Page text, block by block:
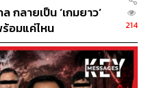
หาทางออกระหว่าง
งบรัสเซลส์ เมืองหลวงของ
สบความล้มเหลว หลังการ
ติ
ลายเป็น ‘เกมยาว’
อมแค่ไหน
214